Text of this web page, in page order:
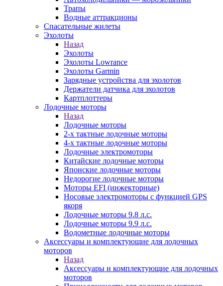
Трапы
Водные аттракционы
Спасательные жилеты
Эхолоты
Назад
Эхолоты
Эхолоты Lowrance
Эхолоты Garmin
Зарядные устройства для эхолотов
Держатели датчика для эхолотов
Картплоттеры
Лодочные моторы
Назад
Лодочные моторы
2-х тактные лодочные моторы
4-х тактные лодочные моторы
Лодочные электромоторы
Китайские лодочные моторы
Японские лодочные моторы
Недорогие лодочные моторы
Моторы EFI (инжекторные)
Носовые электромоторы с функцией GPS
якоря
Лодочные моторы 9.8 л.с.
Лодочные моторы 9.9 л.с.
Водометные лодочные моторы
Аксессуары и комплектующие для лодочных
моторов
Назад
Аксессуары и комплектующие для лодочных
моторов